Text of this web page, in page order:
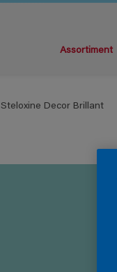
Assortiment
Steloxine Decor Brillant